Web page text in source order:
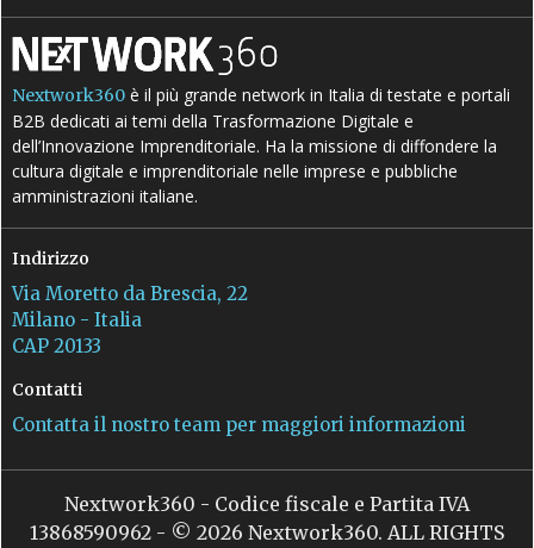
Nextwork360 è il più grande network in Italia di testate e portali
B2B dedicati ai temi della Trasformazione Digitale e
dell’Innovazione Imprenditoriale. Ha la missione di diffondere la
cultura digitale e imprenditoriale nelle imprese e pubbliche
amministrazioni italiane.
Indirizzo
Via Moretto da Brescia, 22
Milano - Italia
CAP 20133
Contatti
Contatta il nostro team per maggiori informazioni
Nextwork360 - Codice fiscale e Partita IVA
13868590962 - © 2026 Nextwork360. ALL RIGHTS